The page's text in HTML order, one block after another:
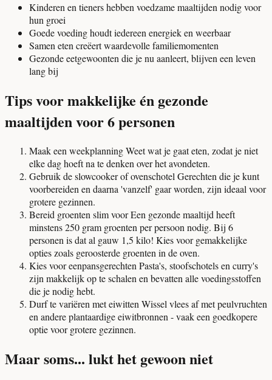
Kinderen en tieners hebben voedzame maaltijden nodig voor
hun groei
Goede voeding houdt iedereen energiek en weerbaar
Samen eten creëert waardevolle familiemomenten
Gezonde eetgewoonten die je nu aanleert, blijven een leven
lang bij
Tips voor makkelijke én gezonde
maaltijden voor 6 personen
Maak een weekplanning Weet wat je gaat eten, zodat je niet
elke dag hoeft na te denken over het avondeten.
Gebruik de slowcooker of ovenschotel Gerechten die je kunt
voorbereiden en daarna 'vanzelf' gaar worden, zijn ideaal voor
grotere gezinnen.
Bereid groenten slim voor Een gezonde maaltijd heeft
minstens 250 gram groenten per persoon nodig. Bij 6
personen is dat al gauw 1,5 kilo! Kies voor gemakkelijke
opties zoals geroosterde groenten in de oven.
Kies voor eenpansgerechten Pasta's, stoofschotels en curry's
zijn makkelijk op te schalen en bevatten alle voedingsstoffen
die je nodig hebt.
Durf te variëren met eiwitten Wissel vlees af met peulvruchten
en andere plantaardige eiwitbronnen - vaak een goedkopere
optie voor grotere gezinnen.
Maar soms... lukt het gewoon niet